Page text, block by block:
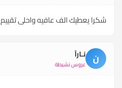
شكرا يعطيك الف عافيه واحلى تقييم
ن نـارآ
عروس نشيطة